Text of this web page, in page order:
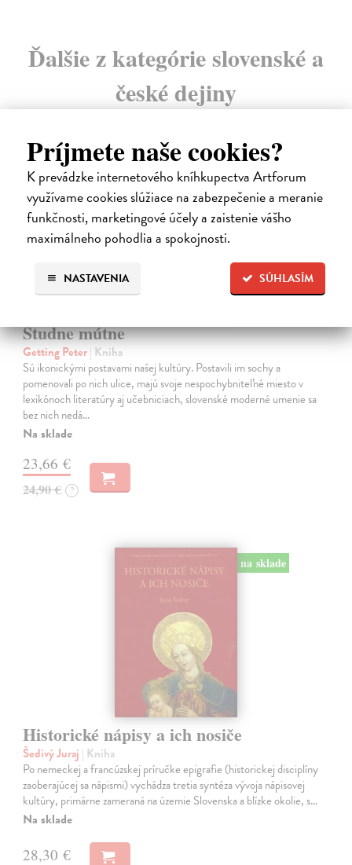
Príjmete naše cookies?
K prevádzke internetového kníhkupectva Artforum
využívame cookies slúžiace na zabezpečenie a meranie
funkčnosti, marketingové účely a zaistenie vášho
maximálneho pohodlia a spokojnosti.
SÚHLASÍM
NASTAVENIA
Ďalšie z kategórie slovenské a
české dejiny
na sklade
Studne mútne
Getting Peter | Kniha
Sú ikonickými postavami našej kultúry. Postavili im sochy a
pomenovali po nich ulice, majú svoje nespochybniteľné miesto v
lexikónoch literatúry aj učebniciach, slovenské moderné umenie sa
bez nich nedá…
Na sklade
23,66 €
24,90 € ?
na sklade
Historické nápisy a ich nosiče
Šedivý Juraj | Kniha
Po nemeckej a francúzskej príručke epigrafie (historickej disciplíny
zaoberajúcej sa nápismi) vychádza tretia syntéza vývoja nápisovej
kultúry, primárne zameraná na územie Slovenska a blízke okolie, s…
Na sklade
28,30 €